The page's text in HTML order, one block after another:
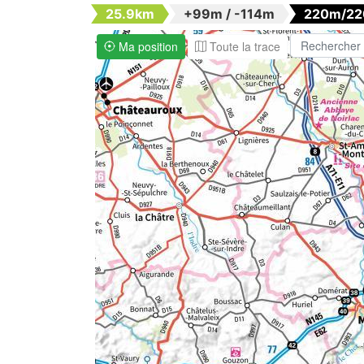
25.9km +99m / -114m
220m/
Ma position
Toute la trace